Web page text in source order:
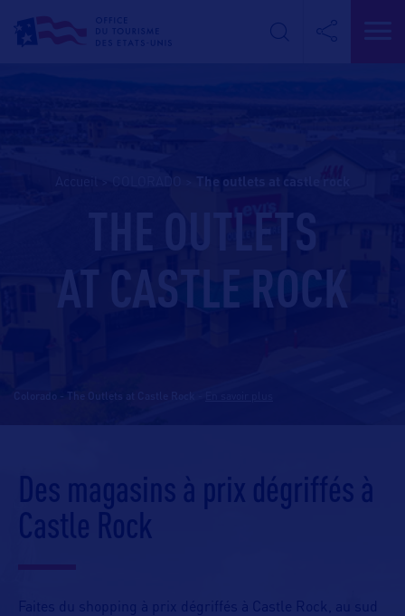
the outlets at castle rock
THE OUTLETS
AT CASTLE ROCK
Colorado - The Outlets at Castle Rock
Des magasins à prix dégriffés à
Castle Rock
Faites du shopping à prix dégriffés à Castle Rock, au sud